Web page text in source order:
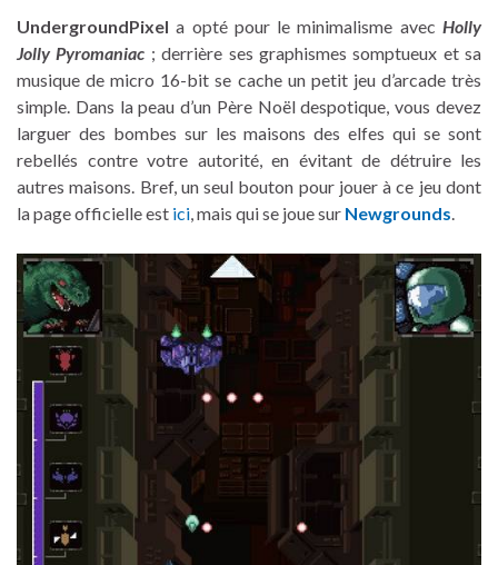
UndergroundPixel a opté pour le minimalisme avec Holly
Jolly Pyromaniac ; derrière ses graphismes somptueux et sa
musique de micro 16-bit se cache un petit jeu d’arcade très
simple. Dans la peau d’un Père Noël despotique, vous devez
larguer des bombes sur les maisons des elfes qui se sont
rebellés contre votre autorité, en évitant de détruire les
autres maisons. Bref, un seul bouton pour jouer à ce jeu dont
la page officielle est ici , mais qui se joue sur Newgrounds